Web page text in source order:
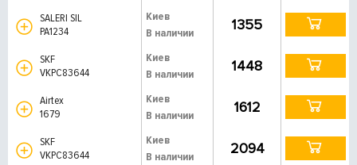
SALERI SIL
PA1234
Киев
В наличии
1355
SKF
VKPC83644
Киев
В наличии
1448
Airtex
1679
Киев
В наличии
1612
SKF
VKPC83644
Киев
В наличии
2094